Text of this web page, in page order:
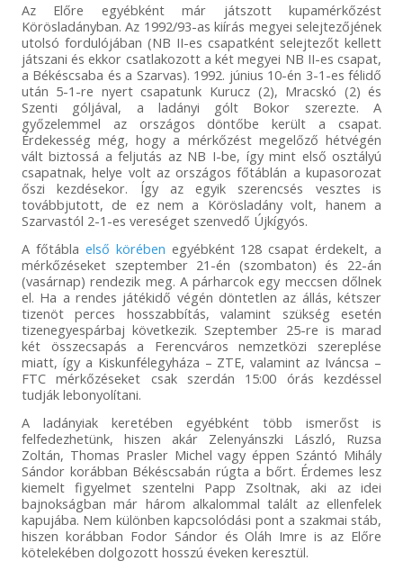
Az Előre egyébként már játszott kupamérkőzést
Körösladányban. Az 1992/93-as kiírás megyei selejtezőjének
utolsó fordulójában (NB II-es csapatként selejtezőt kellett
játszani és ekkor csatlakozott a két megyei NB II-es csapat,
a Békéscsaba és a Szarvas). 1992. június 10-én 3-1-es félidő
után 5-1-re nyert csapatunk Kurucz (2), Mracskó (2) és
Szenti góljával, a ladányi gólt Bokor szerezte. A
győzelemmel az országos döntőbe került a csapat.
Érdekesség még, hogy a mérkőzést megelőző hétvégén
vált biztossá a feljutás az NB I-be, így mint első osztályú
csapatnak, helye volt az országos főtáblán a kupasorozat
őszi kezdésekor. Így az egyik szerencsés vesztes is
továbbjutott, de ez nem a Körösladány volt, hanem a
Szarvastól 2-1-es vereséget szenvedő Újkígyós.
A főtábla első körében egyébként 128 csapat érdekelt, a
mérkőzéseket szeptember 21-én (szombaton) és 22-án
(vasárnap) rendezik meg. A párharcok egy meccsen dőlnek
el. Ha a rendes játékidő végén döntetlen az állás, kétszer
tizenöt perces hosszabbítás, valamint szükség esetén
tizenegyespárbaj következik. Szeptember 25-re is marad
két összecsapás a Ferencváros nemzetközi szereplése
miatt, így a Kiskunfélegyháza – ZTE, valamint az Iváncsa –
FTC mérkőzéseket csak szerdán 15:00 órás kezdéssel
tudják lebonyolítani.
A ladányiak keretében egyébként több ismerőst is
felfedezhetünk, hiszen akár Zelenyánszki László, Ruzsa
Zoltán, Thomas Prasler Michel vagy éppen Szántó Mihály
Sándor korábban Békéscsabán rúgta a bőrt. Érdemes lesz
kiemelt figyelmet szentelni Papp Zsoltnak, aki az idei
bajnokságban már három alkalommal talált az ellenfelek
kapujába. Nem különben kapcsolódási pont a szakmai stáb,
hiszen korábban Fodor Sándor és Oláh Imre is az Előre
kötelekében dolgozott hosszú éveken keresztül.